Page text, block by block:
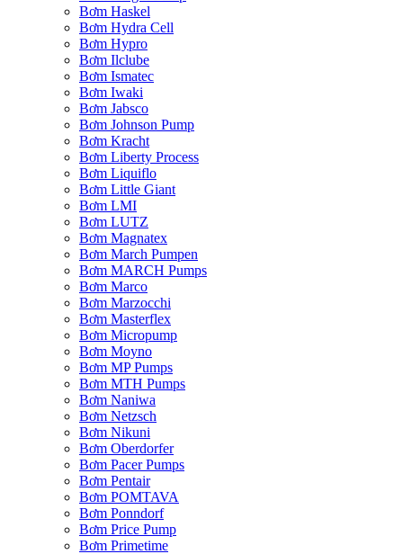
Bơm Haskel
Bơm Hydra Cell
Bơm Hypro
Bơm Ilclube
Bơm Ismatec
Bơm Iwaki
Bơm Jabsco
Bơm Johnson Pump
Bơm Kracht
Bơm Liberty Process
Bơm Liquiflo
Bơm Little Giant
Bơm LMI
Bơm LUTZ
Bơm Magnatex
Bơm March Pumpen
Bơm MARCH Pumps
Bơm Marco
Bơm Marzocchi
Bơm Masterflex
Bơm Micropump
Bơm Moyno
Bơm MP Pumps
Bơm MTH Pumps
Bơm Naniwa
Bơm Netzsch
Bơm Nikuni
Bơm Oberdorfer
Bơm Pacer Pumps
Bơm Pentair
Bơm POMTAVA
Bơm Ponndorf
Bơm Price Pump
Bơm Primetime